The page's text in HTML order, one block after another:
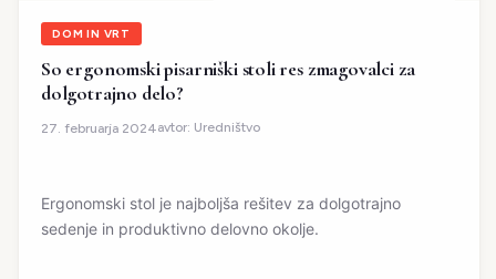
DOM IN VRT
So ergonomski pisarniški stoli res zmagovalci za
dolgotrajno delo?
27. februarja 2024avtor: Uredništvo
Ergonomski stol je najboljša rešitev za dolgotrajno
sedenje in produktivno delovno okolje.